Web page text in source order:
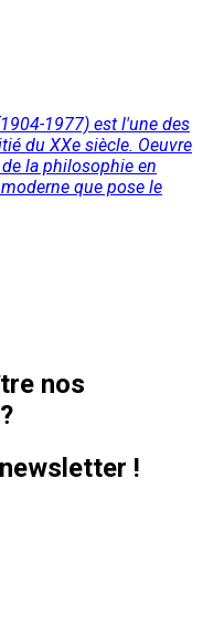
1977) est l'une des
du XXe siècle. Oeuvre
la philosophie en
que pose le
nos
!